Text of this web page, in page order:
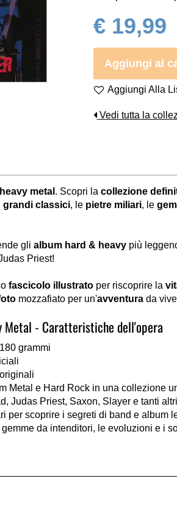
€ 19,99
Aggiungi al
Aggiungi Alla
Vedi tutta la
metal . Scopri la collezione
grandi classici, le pietre miliari, le
gli album hard & heavy più
Priest!
fascicolo illustrato per riscoprire la
mozzafiato per un'avventura da
Metal - Caratteristiche dell'opera
grammi
Metal e Hard Rock in una collezione
Judas Priest, Saxon, Slayer e tanti
per scoprire i segreti di band e album
da intenditori, le evoluzioni e i